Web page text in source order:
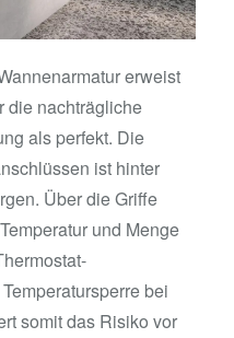
erweist
die nachträgliche
als perfekt. Die
ist hinter
Über die Griffe
und Menge
bei
somit das Risiko vor